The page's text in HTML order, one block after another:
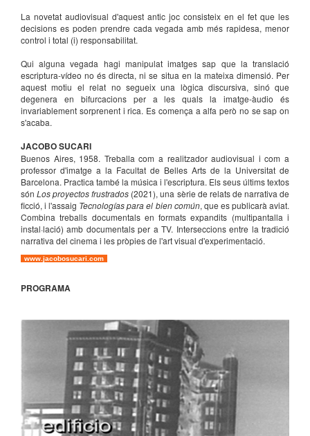
La novetat audiovisual d'aquest antic joc consisteix en el fet que les
decisions es poden prendre cada vegada amb més rapidesa, menor
control i total (i) responsabilitat.
Qui alguna vegada hagi manipulat imatges sap que la translació
escriptura-vídeo no és directa, ni se situa en la mateixa dimensió. Per
aquest motiu el relat no segueix una lògica discursiva, sinó que
degenera en bifurcacions per a les quals la imatge-àudio és
invariablement sorprenent i rica. Es comença a alfa però no se sap on
s'acaba.
JACOBO SUCARI
Buenos Aires, 1958. Treballa com a realitzador audiovisual i com a
professor d'imatge a la Facultat de Belles Arts de la Universitat de
Barcelona. Practica també la música i l'escriptura. Els seus últims textos
sónLos proyectos frustrados (2021), una sèrie de relats de narrativa de
ficció, i l'assaig Tecnologías para el bien común, que es publicarà aviat.
Combina treballs documentals en formats expandits (multipantalla i
instal·lació) amb documentals per a TV. Interseccions entre la tradició
narrativa del cinema i les pròpies de l'art visual d'experimentació.
www.jacobosucari.com
PROGRAMA